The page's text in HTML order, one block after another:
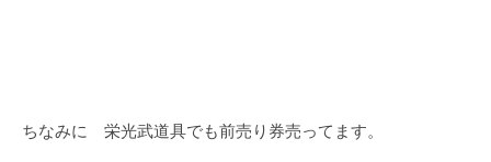
ちなみに 栄光武道具でも前売り券売ってます。